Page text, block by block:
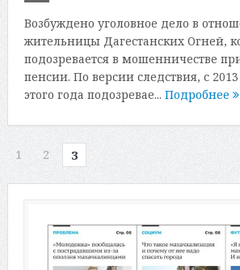
Возбуждено уголовное дело в
жительницы Дагестанских Огней,
подозревается в мошенничестве
пенсии. По версии следствия, с
этого года подозревае... Подробнее
1 2 3